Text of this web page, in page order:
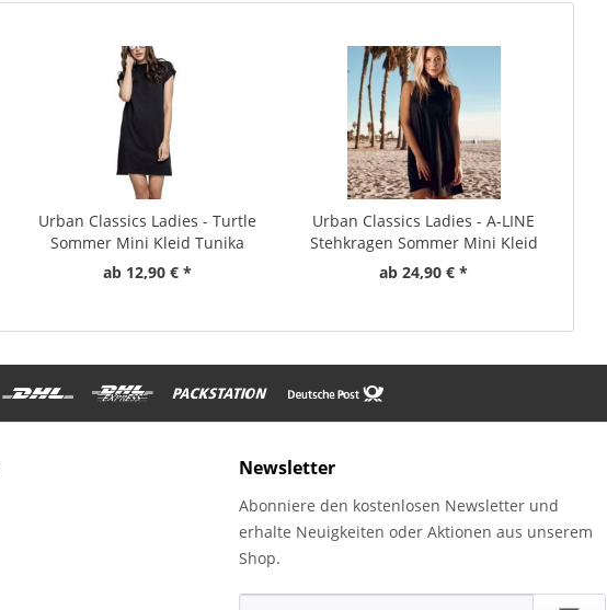
Urban Classics Ladies - Turtle
Sommer Mini Kleid Tunika
ab 12,90 € *
Urban Classics Ladies - A-LINE
Stehkragen Sommer Mini Kleid
ab 24,90 € *
Newsletter
Abonniere den kostenlosen Newsletter und
erhalte Neuigkeiten oder Aktionen aus unserem
Shop.